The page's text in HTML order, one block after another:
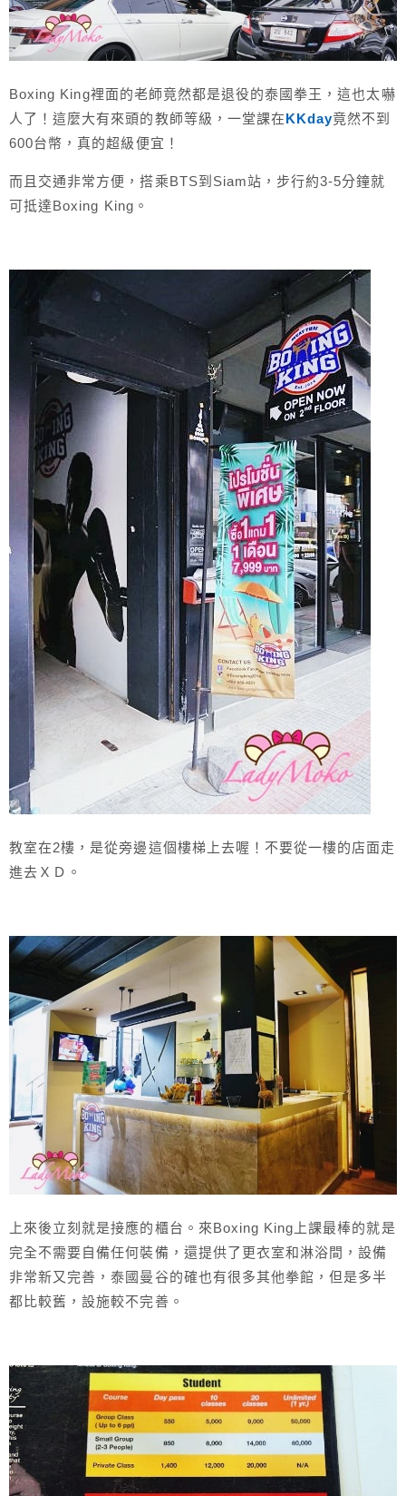
Boxing King裡面的老師竟然都是退役的泰國拳王，這也太嚇
人了！這麼大有來頭的教師等級，一堂課在KKday竟然不到
600台幣，真的超級便宜！
而且交通非常方便，搭乘BTS到Siam站，步行約3-5分鐘就
可抵達Boxing King。
教室在2樓，是從旁邊這個樓梯上去喔！不要從一樓的店面走
進去ＸＤ。
上來後立刻就是接應的櫃台。來Boxing King上課最棒的就是
完全不需要自備任何裝備，還提供了更衣室和淋浴間，設備
非常新又完善，泰國曼谷的確也有很多其他拳館，但是多半
都比較舊，設施較不完善。